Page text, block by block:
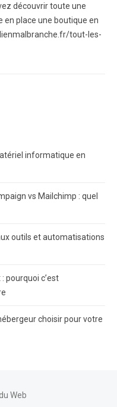
découvrir toute une
place une boutique en
tout-les-
informatique en
vs Mailchimp : quel
outils et automatisations
pourquoi c’est
choisir pour votre
Web